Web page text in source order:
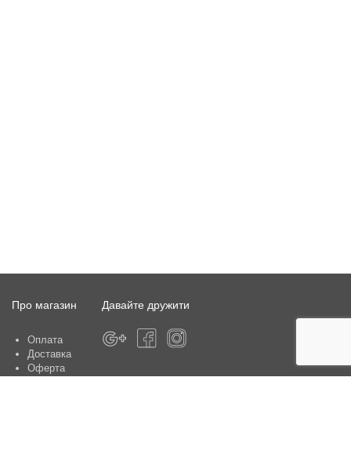
Про магазин
Оплата
Доставка
Оферта
Давайте дружити